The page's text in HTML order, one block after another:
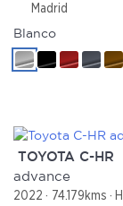
Madrid
Blanco
TOYOTA C-HR
advance
2022 74.179kms